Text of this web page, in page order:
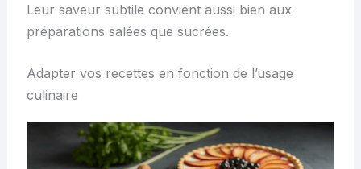
Leur saveur subtile convient aussi bien aux
préparations salées que sucrées.
Adapter vos recettes en fonction de l’usage
culinaire